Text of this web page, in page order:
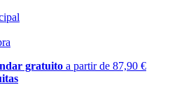
gratuito a partir de 87,90 €